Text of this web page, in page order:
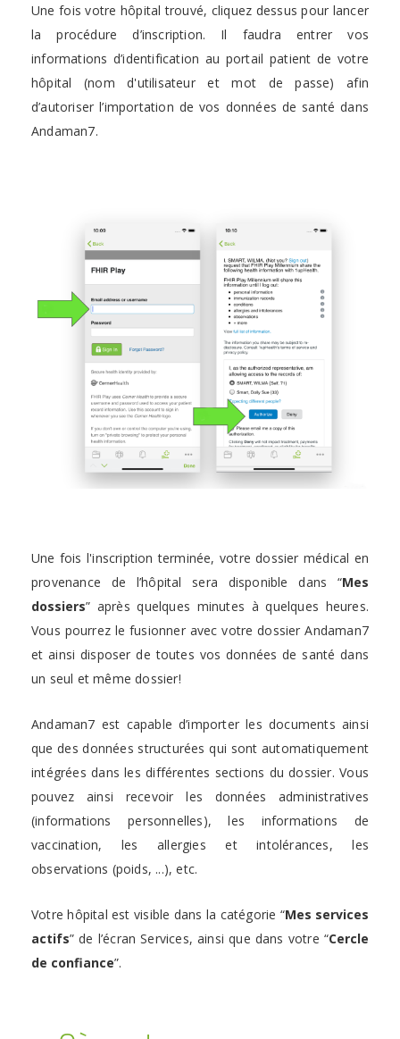
Une fois votre hôpital trouvé, cliquez dessus pour lancer
la procédure d’inscription. Il faudra entrer vos
informations d’identification au portail patient de votre
hôpital (nom d'utilisateur et mot de passe) afin
d’autoriser l’importation de vos données de santé dans
Andaman7.
Une fois l'inscription terminée, votre dossier médical en
provenance de l’hôpital sera disponible dans “Mes
dossiers” après quelques minutes à quelques heures.
Vous pourrez le fusionner avec votre dossier Andaman7
et ainsi disposer de toutes vos données de santé dans
un seul et même dossier!
Andaman7 est capable d’importer les documents ainsi
que des données structurées qui sont automatiquement
intégrées dans les différentes sections du dossier. Vous
pouvez ainsi recevoir les données administratives
(informations personnelles), les informations de
vaccination, les allergies et intolérances, les
observations (poids, ...), etc.
Votre hôpital est visible dans la catégorie “Mes services
actifs” de l’écran Services, ainsi que dans votre “Cercle
de confiance”.